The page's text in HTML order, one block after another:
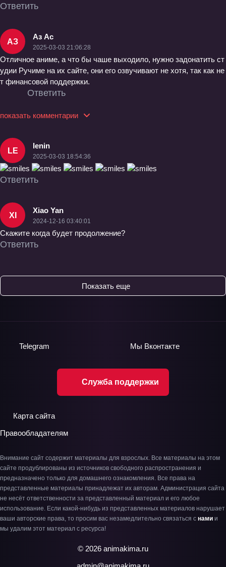
Ответить
АЗ
Аз Ас
2025-03-03 21:06:28
Отличное аниме, а что бы чаше выходило, нужно задонатить ст
удии Ручиме на их сайте, они его озвучивают не хотя, так как не
т финансовой поддержки.
Ответить
показать комментарии
LE
lenin
2025-03-03 18:54:36
Ответить
XI
Xiao Yan
2024-12-16 03:40:01
Скажите когда будет продолжение?
Ответить
Показать еще
Служба поддержки
Telegram Мы Вконтакте
Карта сайта
Правообладателям
Внимание сайт содержит материалы для взрослых. Все материалы на этом
сайте продублированы из источников свободного распространения и
предназначено только для домашнего ознакомления. Все права на
представленные материалы принадлежат их авторам. Администрация сайта
не несёт ответственности за представленный материал и его любое
использование. Если какой-нибудь из представленных материалов нарушает
ваши авторские права, то просим вас незамедлительно связаться с нами и
мы удалим этот материал с ресурса!
© 2026 animakima.ru